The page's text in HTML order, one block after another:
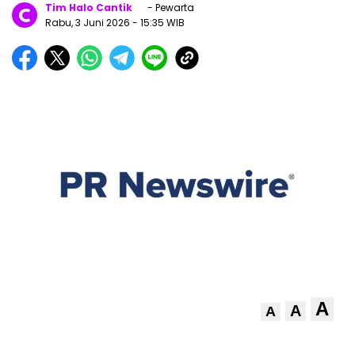
Tim Halo Cantik
- Pewarta
Rabu, 3 Juni 2026 - 15:35 WIB
A A A